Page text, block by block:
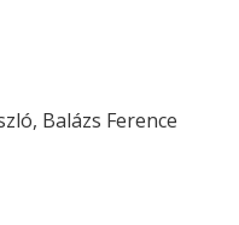
Balázs Ference